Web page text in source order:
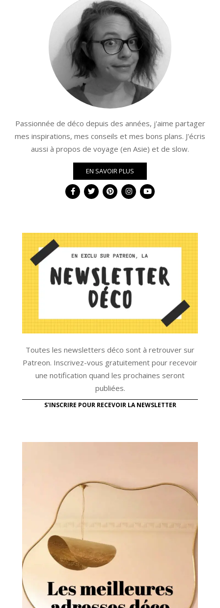
Passionnée de déco depuis des années, j'aime partager
mes inspirations, mes conseils et mes bons plans. J'écris
aussi à propos de voyage (en Asie) et de slow.
EN SAVOIR PLUS
Toutes les newsletters déco sont à retrouver sur
Patreon. Inscrivez-vous gratuitement pour recevoir
une notification quand les prochaines seront
publiées.
S'INSCRIRE POUR RECEVOIR LA NEWSLETTER